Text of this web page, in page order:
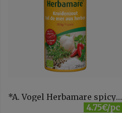
*A. Vogel Herbamare spicy bio 250g - FR
4.75€/pc